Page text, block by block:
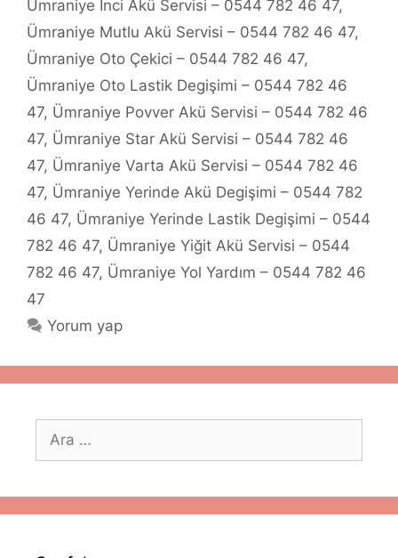
Ümraniye İnci Akü Servisi – 0544 782 46 47,
Ümraniye Mutlu Akü Servisi – 0544 782 46 47,
Ümraniye Oto Çekici – 0544 782 46 47,
Ümraniye Oto Lastik Degişimi – 0544 782 46
47, Ümraniye Povver Akü Servisi – 0544 782 46
47, Ümraniye Star Akü Servisi – 0544 782 46
47, Ümraniye Varta Akü Servisi – 0544 782 46
47, Ümraniye Yerinde Akü Degişimi – 0544 782
46 47, Ümraniye Yerinde Lastik Degişimi – 0544
782 46 47, Ümraniye Yiğit Akü Servisi – 0544
782 46 47, Ümraniye Yol Yardım – 0544 782 46
47
Yorum yap
ara